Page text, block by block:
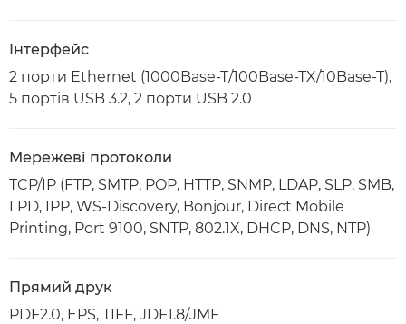
Інтерфейс
2 порти Ethernet (1000Base-T/100Base-TX/10Base-T),
5 портів USB 3.2, 2 порти USB 2.0
Мережеві протоколи
TCP/IP (FTP, SMTP, POP, HTTP, SNMP, LDAP, SLP, SMB,
LPD, IPP, WS-Discovery, Bonjour, Direct Mobile
Printing, Port 9100, SNTP, 802.1X, DHCP, DNS, NTP)
Прямий друк
PDF2.0, EPS, TIFF, JDF1.8/JMF